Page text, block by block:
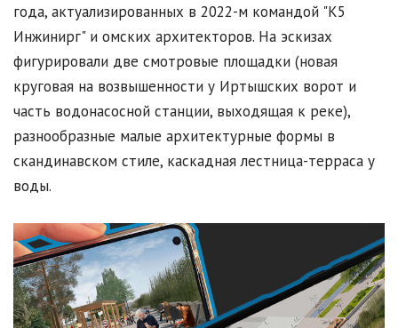
года, актуализированных в 2022-м командой "К5
Инжинирг" и омских архитекторов. На эскизах
фигурировали две смотровые площадки (новая
круговая на возвышенности у Иртышских ворот и
часть водонасосной станции, выходящая к реке),
разнообразные малые архитектурные формы в
скандинавском стиле, каскадная лестница-терраса у
воды.